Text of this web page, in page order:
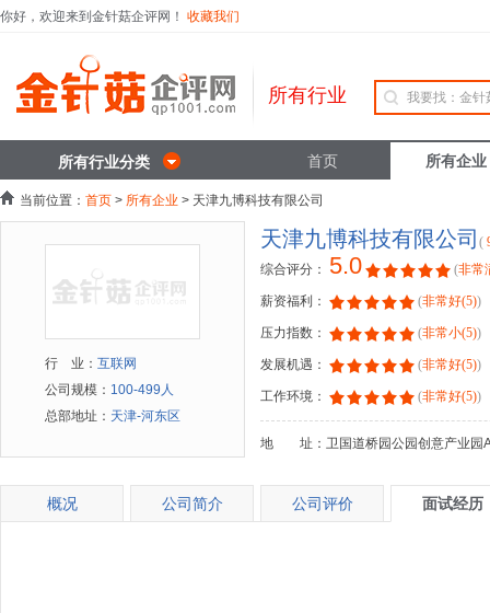
你好，欢迎来到金针菇企评网！ 收藏我们
所有行业
所有行业分类 首页 所有企业
当前位置： 首页 > 所有企业 > 天津九博科技有限公司
行 业： 互联网
公司规模： 100-499人
总部地址： 天津-河东区
天津九博科技有限公司 (
综合评分：
5.0 (非常
薪资福利： (非常好(5))
压力指数： (非常小(5))
发展机遇： (非常好(5))
工作环境： (非常好(5))
地 址：卫国道桥园公园创意产业园
概况 公司简介 公司评价 面试经历